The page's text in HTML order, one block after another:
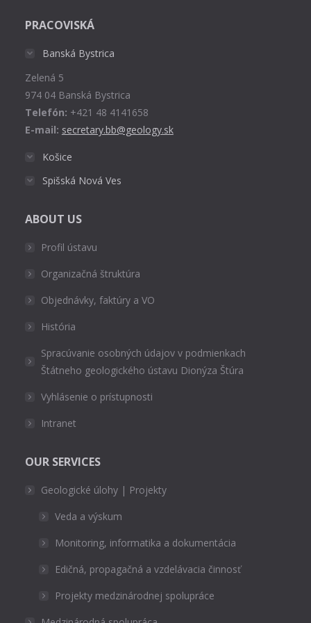
opens
window
PRACOVISKÁ
Banská Bystrica
Zelená 5
974 04 Banská Bystrica
Telefón: +421 48 4141658
E-mail: secretary.bb@geology.sk
Košice
Spišská Nová Ves
ABOUT US
Profil ústavu
Organizačná štruktúra
Objednávky, faktúry a VO
História
Spracúvanie osobných údajov v podmienkach
Štátneho geologického ústavu Dionýza Štúra
Vyhlásenie o prístupnosti
Intranet
OUR SERVICES
Geologické úlohy | Projekty
Veda a výskum
Monitoring, informatika a dokumentácia
Edičná, propagačná a vzdelávacia činnosť
Projekty medzinárodnej spolupráce